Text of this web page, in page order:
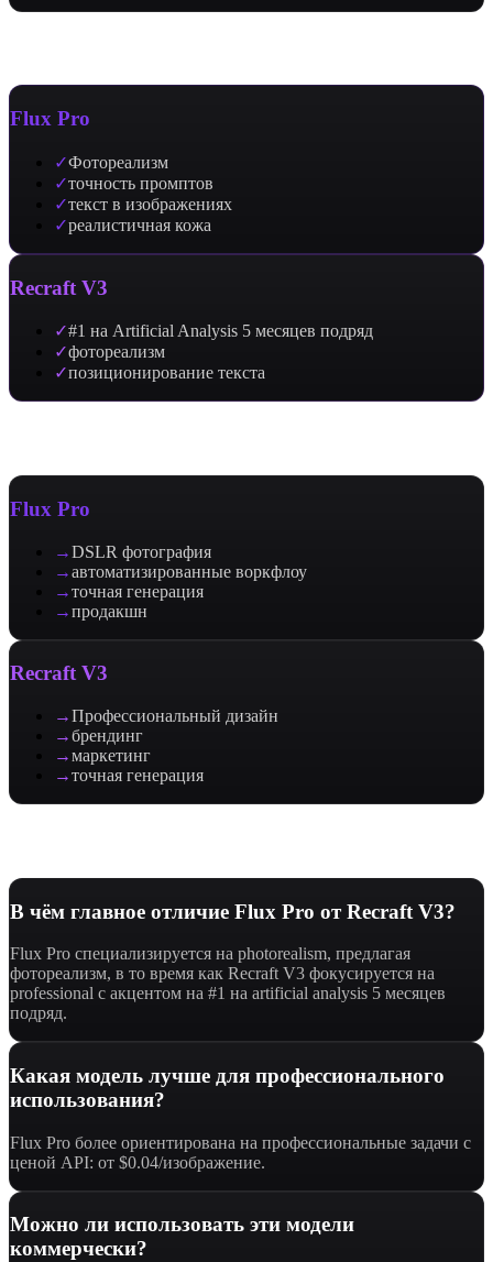
Flux Pro
✓Фотореализм
✓точность промптов
✓текст в изображениях
✓реалистичная кожа
Recraft V3
✓#1 на Artificial Analysis 5 месяцев подряд
✓фотореализм
✓позиционирование текста
Flux Pro
→DSLR фотография
→автоматизированные воркфлоу
→точная генерация
→продакшн
Recraft V3
→Профессиональный дизайн
→брендинг
→маркетинг
→точная генерация
В чём главное отличие Flux Pro от Recraft V3?
Flux Pro специализируется на photorealism, предлагая
фотореализм, в то время как Recraft V3 фокусируется на
professional с акцентом на #1 на artificial analysis 5 месяцев
подряд.
Какая модель лучше для профессионального
использования?
Flux Pro более ориентирована на профессиональные задачи с
ценой API: от $0.04/изображение.
Можно ли использовать эти модели
коммерчески?